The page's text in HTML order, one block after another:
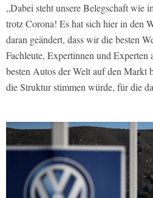
„Dabei steht unsere Belegschaft wie
trotz Corona! Es hat sich hier in den
daran geändert, dass wir die besten
Fachleute, Expertinnen und
besten Autos der Welt auf den Markt
die Struktur stimmen würde, für die